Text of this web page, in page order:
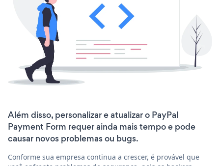
Além disso, personalizar e atualizar o PayPal
Payment Form requer ainda mais tempo e pode
causar novos problemas ou bugs.
Conforme sua empresa continua a crescer, é provável que